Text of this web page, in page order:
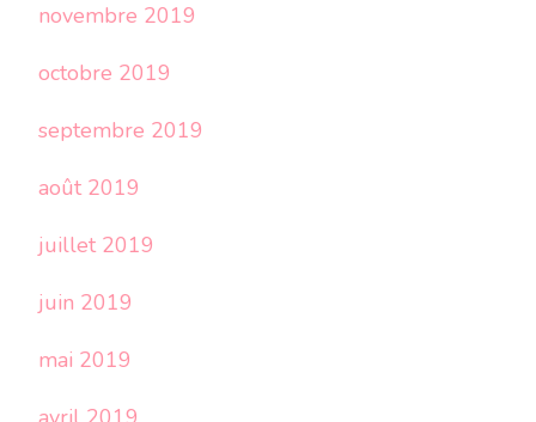
novembre 2019
octobre 2019
septembre 2019
août 2019
juillet 2019
juin 2019
mai 2019